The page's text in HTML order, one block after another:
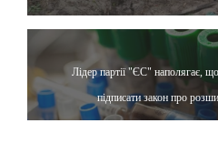
Лідер партії "ЄС" наполягає,
підписати закон про